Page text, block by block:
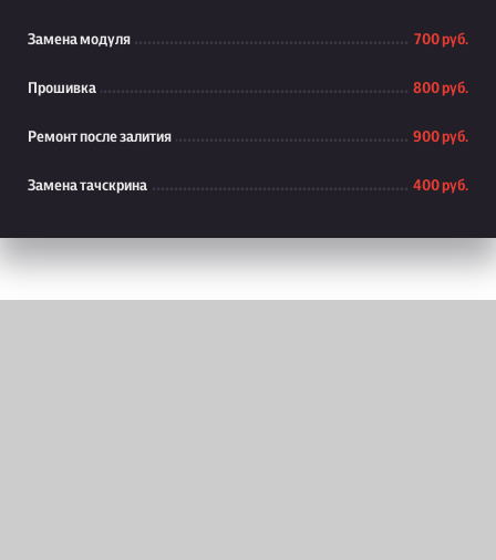
Замена модуля 700 руб.
Прошивка 800 руб.
Ремонт после залития 900 руб.
Замена тачскрина 400 руб.